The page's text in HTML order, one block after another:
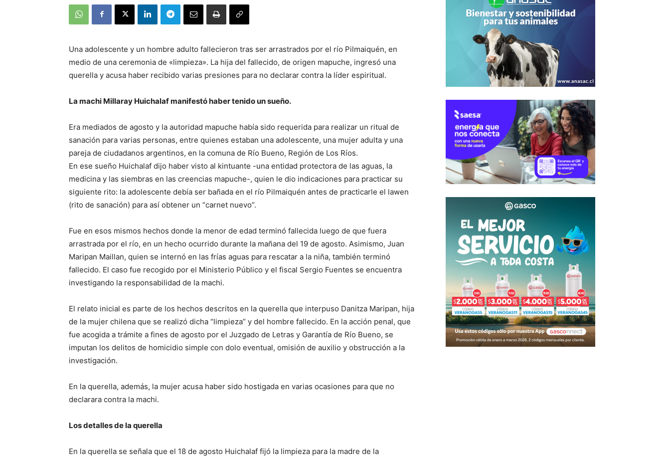
Una adolescente y un hombre adulto fallecieron tras ser arrastrados por el río Pilmaiquén, en
medio de una ceremonia de «limpieza». La hija del fallecido, de origen mapuche, ingresó una
querella y acusa haber recibido varias presiones para no declarar contra la líder espiritual.
La machi Millaray Huichalaf manifestó haber tenido un sueño.
Era mediados de agosto y la autoridad mapuche había sido requerida para realizar un ritual de
sanación para varias personas, entre quienes estaban una adolescente, una mujer adulta y una
pareja de ciudadanos argentinos, en la comuna de Río Bueno, Región de Los Ríos.
En ese sueño Huichalaf dijo haber visto al kintuante -una entidad protectora de las aguas, la
medicina y las siembras en las creencias mapuche-, quien le dio indicaciones para practicar su
siguiente rito: la adolescente debía ser bañada en el río Pilmaiquén antes de practicarle el lawen
(rito de sanación) para así obtener un “carnet nuevo”.
Fue en esos mismos hechos donde la menor de edad terminó fallecida luego de que fuera
arrastrada por el río, en un hecho ocurrido durante la mañana del 19 de agosto. Asimismo, Juan
Maripan Maillan, quien se internó en las frías aguas para rescatar a la niña, también terminó
fallecido. El caso fue recogido por el Ministerio Público y el fiscal Sergio Fuentes se encuentra
investigando la responsabilidad de la machi.
El relato inicial es parte de los hechos descritos en la querella que interpuso Danitza Maripan, hija
de la mujer chilena que se realizó dicha “limpieza” y del hombre fallecido. En la acción penal, que
fue acogida a trámite a fines de agosto por el Juzgado de Letras y Garantía de Río Bueno, se
imputan los delitos de homicidio simple con dolo eventual, omisión de auxilio y obstrucción a la
investigación.
En la querella, además, la mujer acusa haber sido hostigada en varias ocasiones para que no
declarara contra la machi.
Los detalles de la querella
En la querella se señala que el 18 de agosto Huichalaf fijó la limpieza para la madre de la